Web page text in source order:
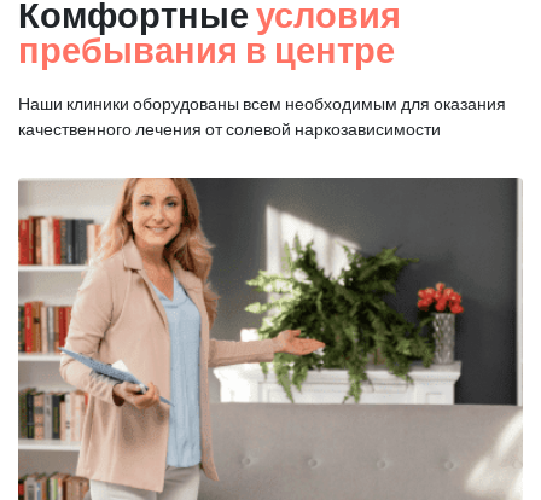
Комфортные условия
пребывания в центре
Наши клиники оборудованы всем необходимым для оказания
качественного лечения от солевой наркозависимости